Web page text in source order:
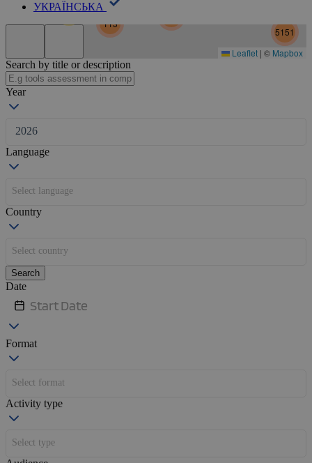
УКРАЇНСЬКА
5151
113
30
Leaflet | © Mapbox
Search by title or description
Year
2026
Language
Select language
Country
Select country
Search
Date
Format
Select format
Activity type
Select type